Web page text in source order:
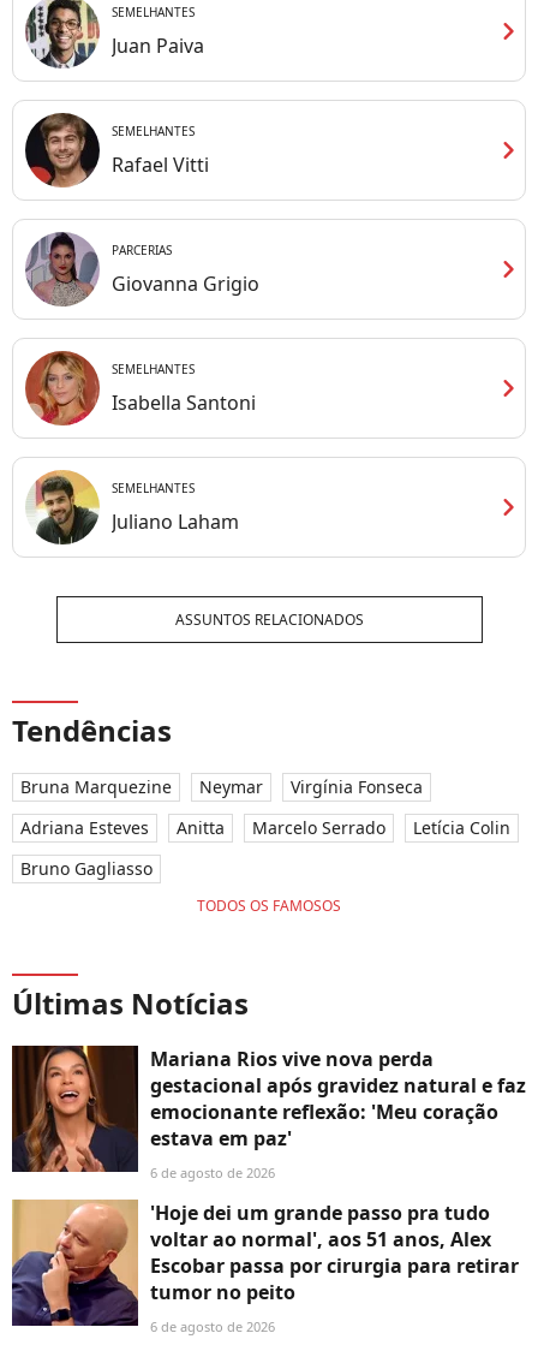
SEMELHANTES
Juan Paiva chevron_right
SEMELHANTES
Rafael Vitti chevron_right
PARCERIAS
Giovanna Grigio chevron_right
SEMELHANTES
Isabella Santoni chevron_right
SEMELHANTES
Juliano Laham chevron_right
ASSUNTOS RELACIONADOS
Tendências
Bruna Marquezine Neymar
Virgínia Fonseca
Adriana Esteves
Anitta Marcelo Serrado
Letícia Colin
Bruno Gagliasso
TODOS OS FAMOSOS
Últimas Notícias
Mariana Rios vive nova perda
gestacional após gravidez natural e faz
emocionante reflexão: 'Meu coração
estava em paz'
6 de agosto de 2026
'Hoje dei um grande passo pra tudo
voltar ao normal', aos 51 anos, Alex
Escobar passa por cirurgia para retirar
tumor no peito
6 de agosto de 2026